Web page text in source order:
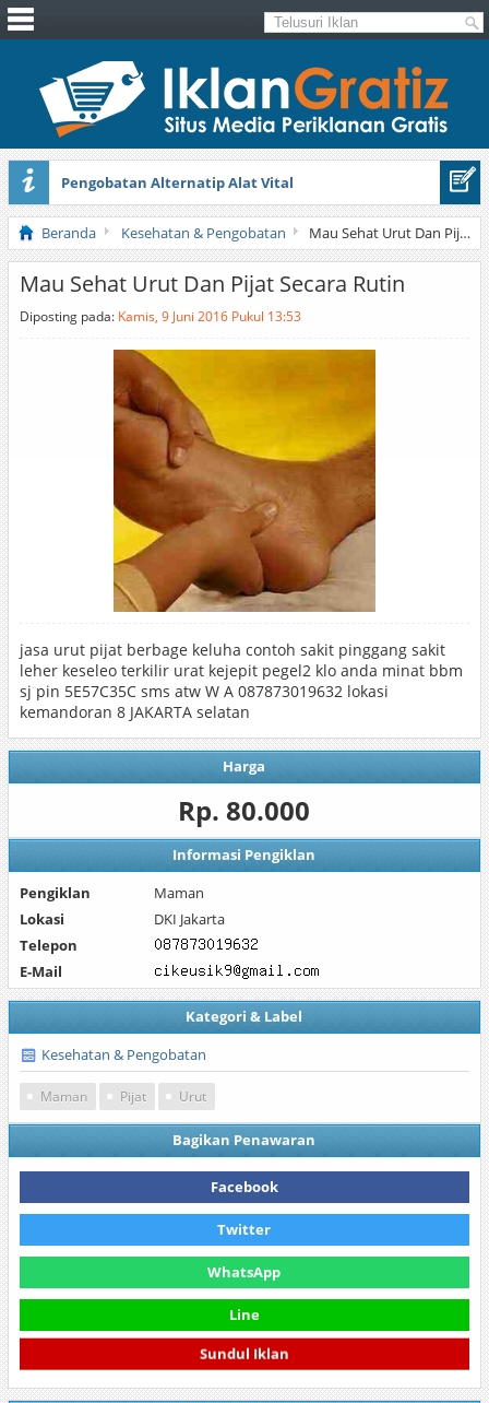
Pengobatan Alternatip Alat Vital
Pita Cantik Pesona
Beranda Kesehatan & Pengobatan Mau Sehat Urut Dan Pijat Secara Rutin
Mau Sehat Urut Dan Pijat Secara Rutin
Diposting pada: Kamis, 9 Juni 2016 Pukul 13:53
jasa urut pijat berbage keluha contoh sakit pinggang sakit
leher keseleo terkilir urat kejepit pegel2 klo anda minat bbm
sj pin 5E57C35C sms atw W A 087873019632 lokasi
kemandoran 8 JAKARTA selatan
Harga
Rp. 80.000
Informasi Pengiklan
Pengiklan
Maman
Lokasi
DKI Jakarta
Telepon
E-Mail
Kategori & Label
Kesehatan & Pengobatan
Maman Pijat Urut
Bagikan Penawaran
Facebook
Twitter
WhatsApp
Line
Sundul Iklan